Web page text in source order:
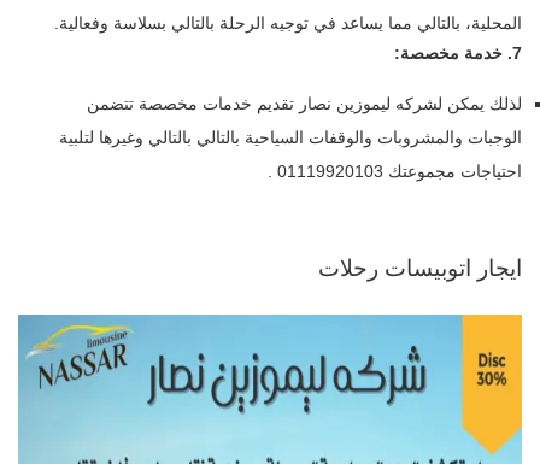
المحلية، بالتالي مما يساعد في توجيه الرحلة بالتالي بسلاسة وفعالية.
7. خدمة مخصصة:
لذلك يمكن لشركه ليموزين نصار تقديم خدمات مخصصة تتضمن
الوجبات والمشروبات والوقفات السياحية بالتالي بالتالي وغيرها لتلبية
احتياجات مجموعتك 01119920103 .
ايجار اتوبيسات رحلات